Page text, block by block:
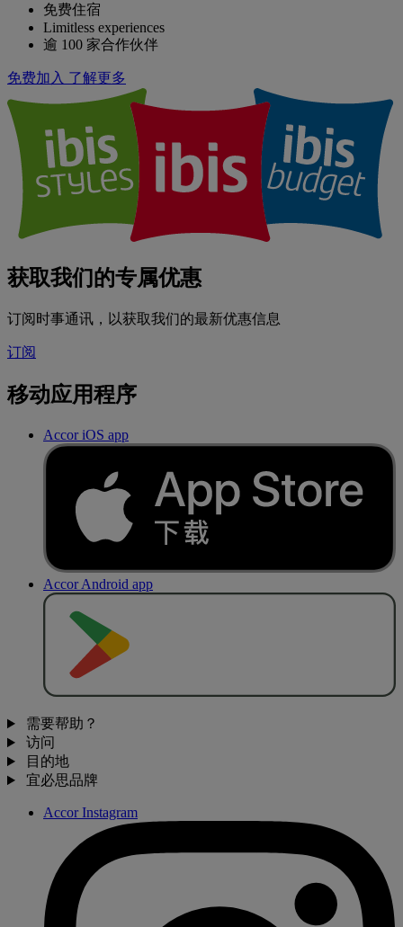
免费住宿
Limitless experiences
逾 100 家合作伙伴
免费加入 了解更多
获取我们的专属优惠
订阅时事通讯，以获取我们的最新优惠信息
订阅
移动应用程序
Accor iOS app
Accor Android app
需要帮助？
访问
目的地
宜必思品牌
Accor Instagram